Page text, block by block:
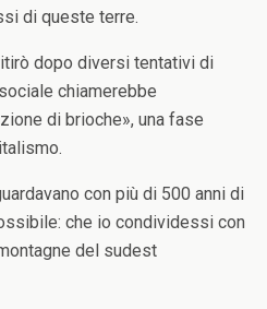
di queste terre.
dopo diversi tentativi di
chiamerebbe
di brioche», una fase
con più di 500 anni di
che io condividessi con
del sudest